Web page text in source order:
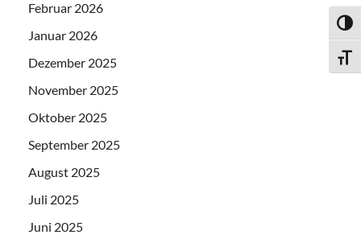
Februar 2026
Januar 2026
Dezember 2025
November 2025
Oktober 2025
September 2025
August 2025
Juli 2025
Juni 2025